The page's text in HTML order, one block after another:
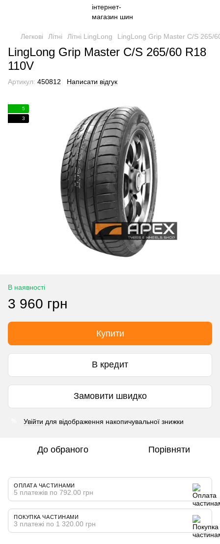
Легкові Літні Літні LingLong LingLong Grip Master C/S 265/
LingLong Grip Master C/S 265/60 R18
110V
Артикул: 450812 Написати відгук
5
3
В наявності
3 960 грн
Купити
В кредит
Замовити швидко
Увійти для відображення накопичувальної знижки
До обраного Порівняти
ОПЛАТА ЧАСТИНАМИ
5 платежів по 792.00 грн
ПОКУПКА ЧАСТИНАМИ
3 платежі по 1 320.00 грн